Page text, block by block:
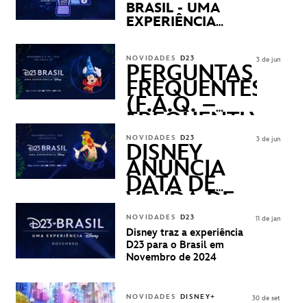
BRASIL - UMA
EXPERIÊNCIA
NOVIDADES D23
PERGUNTAS
FREQUENTES
(F.A.Q. –
FREQUENTLY
ASKED
QUESTIONS)
3 de jun
NOVIDADES D23
DISNEY
ANUNCIA
DATA DE
VENDA DE
INGRESSOS
PARA A D23
BRASIL -
UMA
DISNEY
3 de jun
NOVIDADES D23
Disney traz a experiência
D23 para o Brasil em
Novembro de 2024
11 de jan
NOVIDADES DISNEY+ 30 de set